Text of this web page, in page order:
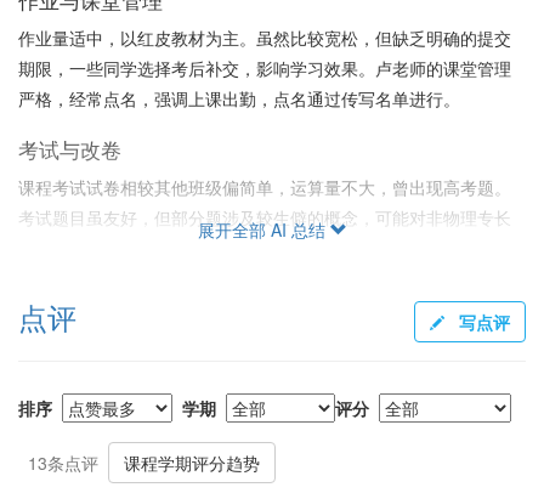
作业量适中，以红皮教材为主。虽然比较宽松，但缺乏明确的提交
期限，一些同学选择考后补交，影响学习效果。卢老师的课堂管理
严格，经常点名，强调上课出勤，点名通过传写名单进行。
考试与改卷
课程考试试卷相较其他班级偏简单，运算量不大，曾出现高考题。
考试题目虽友好，但部分题涉及较生僻的概念，可能对非物理专长
给分与评分标准
题有所缓解。诚如部分学生所言，优秀给满，给分机制较为宽松。
尤其是小论文可能影响总评，部分学生通过撰写小论文获得高分。
但未按时完成作业的学生可能会被拒绝优秀评级。
展开全部 AI 总结
点评 写点评
排序 学期 评分
13条点评 课程学期评分趋势